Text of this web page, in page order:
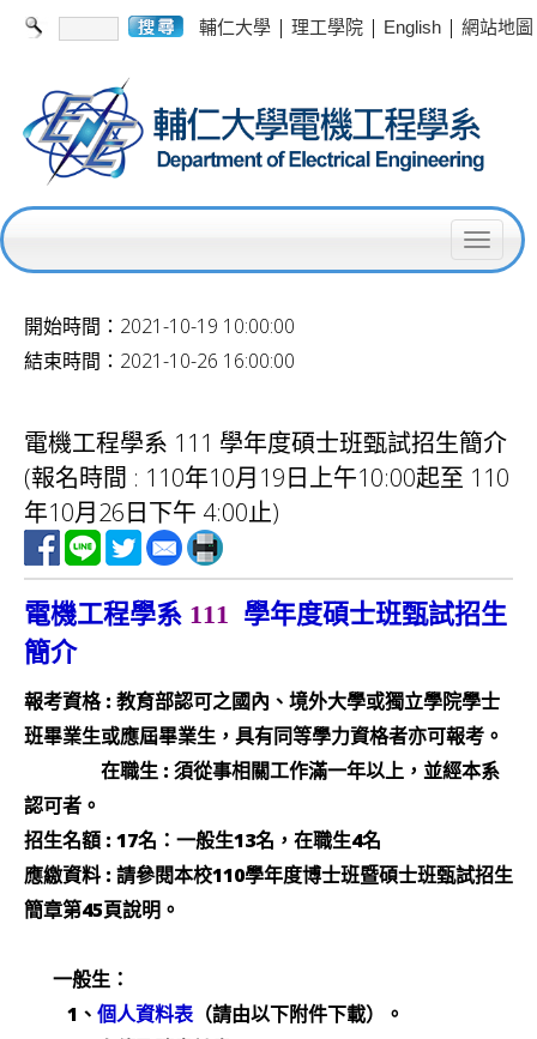
輔仁大學 | 理工學院 | English | 網站地圖
T
e
n
i
g
t
i
o
開始時間：2021-10-19 10:00:00
結束時間：2021-10-26 16:00:00
電機工程學系 111 學年度碩士班甄試招生簡介
(報名時間 : 110年10月19日上午10:00起至 110
年10月26日下午 4:00止)
電機工程學系 111
學年度碩士班甄試招生
簡介
報考資格 : 教育部認可之國內、境外大學或獨立學院學士
班畢業生或應屆畢業生，具有同等學力資格者亦可報考。
在職生 : 須從事相關工作滿一年以上，並經本系
認可者。
招生名額 : 17名：一般生13名，在職生4名
應繳資料 : 請參閱本校110學年度博士班暨碩士班甄試招生
簡章第45頁說明。
一般生：
1、 個人資料表（請由以下附件下載）。